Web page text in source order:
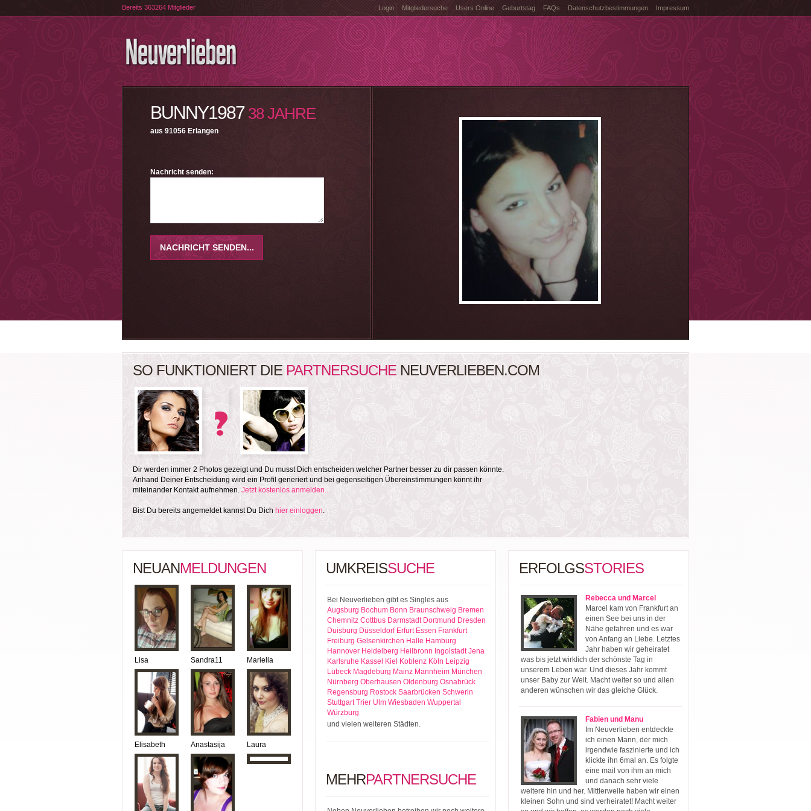
Login Mitgliedersuche Users Online Geburtstag FAQs Datenschutzbestimmungen Impressum
Bereits 363264 Mitglieder
BUNNY1987 38 JAHRE
aus 91056 Erlangen
Nachricht senden:
SO FUNKTIONIERT DIE PARTNERSUCHE NEUVERLIEBEN.COM
Dir werden immer 2 Photos gezeigt und Du musst Dich entscheiden welcher Partner besser zu dir passen könnte.
Anhand Deiner Entscheidung wird ein Profil generiert und bei gegenseitigen Übereinstimmungen könnt ihr
miteinander Kontakt aufnehmen. Jetzt kostenlos anmelden...
Bist Du bereits angemeldet kannst Du Dich hier einloggen.
NEUANMELDUNGEN
Lisa Sandra11 Mariella
Elisabeth Anastasija Laura
UMKREISSUCHE
Bei Neuverlieben gibt es Singles aus
Augsburg Bochum Bonn Braunschweig Bremen
Chemnitz Cottbus Darmstadt Dortmund Dresden
Duisburg Düsseldorf Erfurt Essen Frankfurt
Freiburg Gelsenkirchen Halle Hamburg
Hannover Heidelberg Heilbronn Ingolstadt Jena
Karlsruhe Kassel Kiel Koblenz Köln Leipzig
Lübeck Magdeburg Mainz Mannheim München
Nürnberg Oberhausen Oldenburg Osnabrück
Regensburg Rostock Saarbrücken Schwerin
Stuttgart Trier Ulm Wiesbaden Wuppertal
Würzburg
und vielen weiteren Städten.
MEHRPARTNERSUCHE
ERFOLGSSTORIES
Rebecca und Marcel
Marcel kam von Frankfurt an
einen See bei uns in der
Nähe gefahren und es war
von Anfang an Liebe. Letztes
Jahr haben wir geheiratet
was bis jetzt wirklich der schönste Tag in
unserem Leben war. Und dieses Jahr kommt
unser Baby zur Welt. Macht weiter so und allen
anderen wünschen wir das gleiche Glück.
Fabien und Manu
Im Neuverlieben entdeckte
ich einen Mann, der mich
irgendwie faszinierte und ich
klickte ihn 6mal an. Es folgte
eine mail von ihm an mich
und danach sehr viele
weitere hin und her. Mittlerweile haben wir einen
kleinen Sohn und sind verheiratet! Macht weiter